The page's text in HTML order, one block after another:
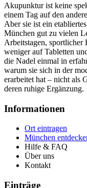
Akupunktur ist keine
einem Tag auf den
Aber sie ist ein
München gut zu vielen
Arbeitstagen, sportlicher
weniger auf Tabletten
die Nadel einmal in
warum sie sich in der
erarbeitet hat – nicht als
deren ruhige Ergänzung.
Informationen
Ort eintragen
München
Hilfe & FAQ
Über uns
Kontakt
Einträge